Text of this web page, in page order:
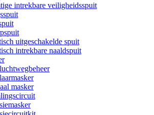
intrekbare veiligheidsspuit
uitgeschakelde spuit
intrekbare naaldspuit
masker